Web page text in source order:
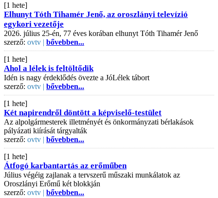
[1 hete]
Elhunyt Tóth Tihamér Jenő, az oroszlányi televízió
egykori vezetője
2026. július 25-én, 77 éves korában elhunyt Tóth Tihamér Jenő
szerző: ovtv | bővebben...
[1 hete]
Ahol a lélek is feltöltődik
Idén is nagy érdeklődés övezte a JóLélek tábort
szerző: ovtv | bővebben...
[1 hete]
Két napirendről döntött a képviselő-testület
Az alpolgármesterek illetményét és önkormányzati bérlakások
pályázati kiírását tárgyalták
szerző: ovtv | bővebben...
[1 hete]
Átfogó karbantartás az erőműben
Július végéig zajlanak a tervszerű műszaki munkálatok az
Oroszlányi Erőmű két blokkján
szerző: ovtv | bővebben...